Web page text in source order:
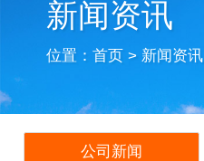
新闻资讯
位置：首页 > 新闻资讯
公司新闻